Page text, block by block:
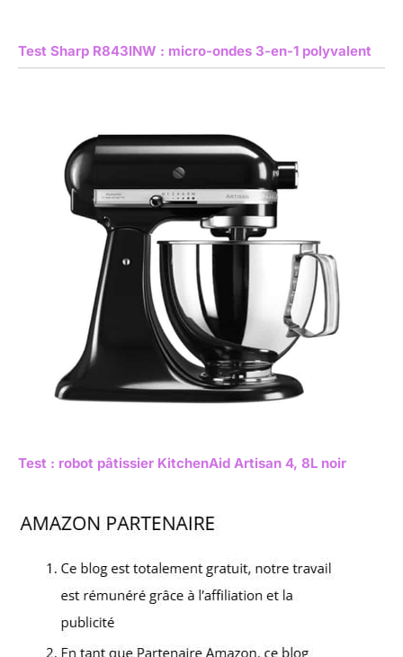
Test Sharp R843INW : micro-ondes 3-en-1 polyvalent
Test : robot pâtissier KitchenAid Artisan 4, 8L noir